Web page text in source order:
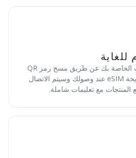
قم بإعداد خطة البيانات الخاصة بك عن طريق مسح رمز QR
بسيط. قم بتفعيل شريحة eSIM عند وصولك وسيتم الاتصال
المنتجات مع تعليمات شاملة.